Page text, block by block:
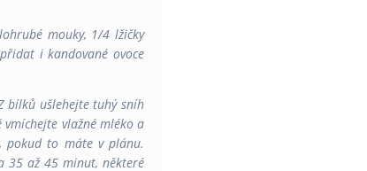
mouky, 1/4 lžičky
i kandované ovoce
bílků ušlehejte tuhý sníh
vlažné mléko a
pokud to máte v plánu.
35 až 45 minut, některé